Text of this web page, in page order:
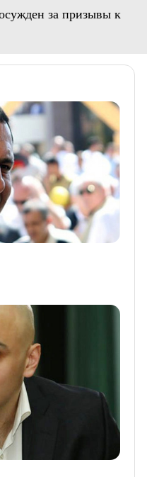
за призывы к